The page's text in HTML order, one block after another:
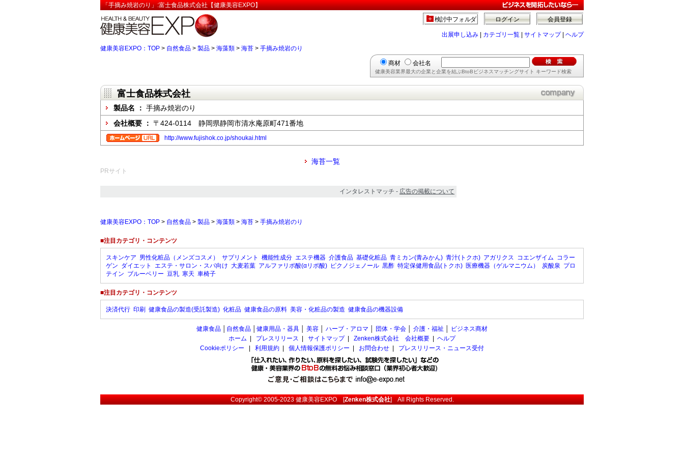
「手摘み焼岩のり」:富士食品株式会社【健康美容EXPO】
会員登録
ログイン
検討中フォルダ
出展申し込み カテゴリ一覧 サイトマップ| ヘルプ
健康美容EXPO：TOP > 自然食品 > 製品 > 海藻類 > 海苔 > 手摘み焼岩のり
商材 会社名
健康美容業界最大の企業と企業を結ぶBtoBビジネスマッチングサイト キーワード検索
富士食品株式会社
製品名 ： 手摘み焼岩のり
会社概要 ： 〒424-0114 静岡県静岡市清水庵原町471番地
http://www.fujishok.co.jp/shoukai.html
海苔一覧
PRサイト
インタレストマッチ - 広告の掲載について
健康美容EXPO：TOP > 自然食品 > 製品 > 海藻類 > 海苔 > 手摘み焼岩のり
■注目カテゴリ・コンテンツ
スキンケア 男性化粧品（メンズコスメ） サプリメント 機能性成分 エステ機器 介護食品 基礎化粧品 青ミカン(青みかん) 青汁(トクホ) アガリクス コエンザイム コラー
ゲン ダイエット エステ・サロン・スパ向け 大麦若葉 アルファリポ酸(αリポ酸) ピクノジェノール 黒酢 特定保健用食品(トクホ) 医療機器（ゲルマニウム） 炭酸泉 プロ
テイン ブルーベリー 豆乳 寒天 車椅子
■注目カテゴリ・コンテンツ
決済代行 印刷 健康食品の製造(受託製造) 化粧品 健康食品の原料 美容・化粧品の製造 健康食品の機器設備
健康食品 自然食品 健康用品・器具 美容 ハーブ・アロマ 団体・学会 介護・福祉
ビジネス商材
ホーム
プレスリリース サイトマップ| Zenken株式会社 会社概要
ヘルプ
Cookieポリシー
利用規約 個人情報保護ポリシー お問合わせ プレスリリース・ニュース受付
Copyright© 2005-2023健康美容EXPO[Zenken株式会社] All Rights Reserved.